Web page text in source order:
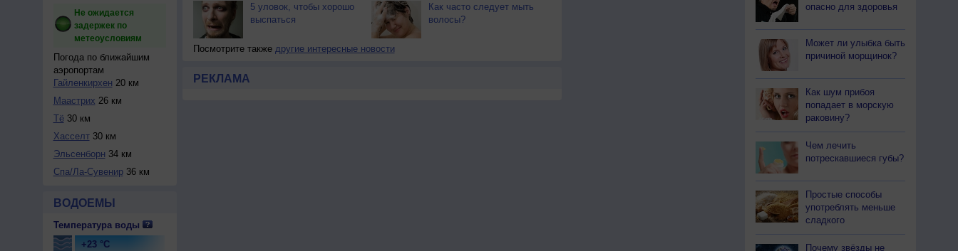
Не ожидается
задержек по
метеоусловиям
Погода по ближайшим
аэропортам
Гайленкирхен 20 км
Маастрих 26 км
Тё30 км
Хасселт30 км
Эльсенборн 34 км
Спа/Ла-Сувенир36 км
ВОДОЕМЫ
Температура воды
+23 °C
5 уловок, чтобы хорошо
выспаться
Как часто следует мыть
волосы?
Посмотрите также другие интересные новости
РЕКЛАМА
опасно для здоровья
Может ли улыбка быть
причиной морщинок?
Как шум прибоя
попадает в морскую
раковину?
Чем лечить
потрескавшиеся губы?
Простые способы
употреблять меньше
сладкого
Почему звёзды не